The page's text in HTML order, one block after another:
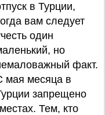
в Турции,
вам следует
один
но
факт.
мая месяца в
запрещено
Тем, кто